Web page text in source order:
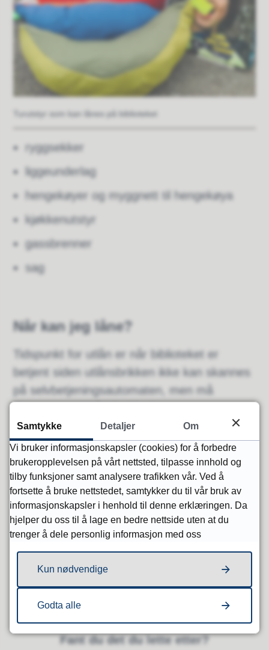
Turutstyr som kan lånes på biblioteket
ryggsekker
liggeunderlag
hengekøyer og myggnett til hengekøya
kjøkkenutstyr
gassbrenner
sag
Når kan jeg låne?
Tidspunkt for utlån er når biblioteket er
betjent siden utlånsbrikken ikke kan skannes
på selvbetjeningsautomaten, men må
bibliotekaren.
Lånetid: 2 uker
Bibliotekets åpningstider.
Mvh. Vegårshei frivilligsentral og Vegårshei
bibliotek
Fant du det du lette etter?
Samtykke Detaljer Om
Vi bruker informasjonskapsler (cookies) for å forbedre
brukeropplevelsen på vårt nettsted, tilpasse innhold og
tilby funksjoner samt analysere trafikken vår. Ved å
fortsette å bruke nettstedet, samtykker du til vår bruk av
informasjonskapsler i henhold til denne erklæringen. Da
hjelper du oss til å lage en bedre nettside uten at du
trenger å dele personlig informasjon med oss
Kun nødvendige
Godta alle